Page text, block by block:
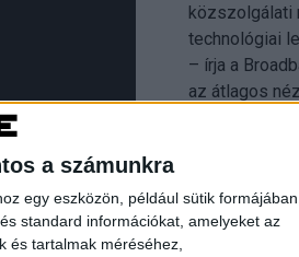
a számunkra
egy eszközön, például sütik
standard információkat, amelyeket az
és tartalmak méréséhez,
közszolgálati
technológiai
– írja a
az átlagos
Shadow